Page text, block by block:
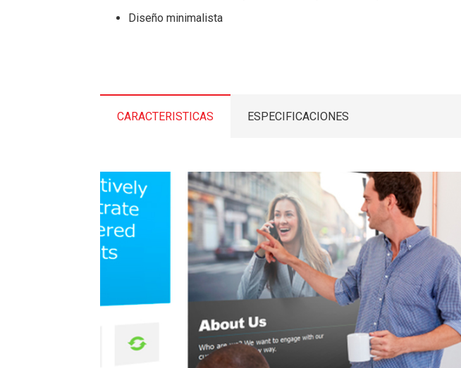
Diseño minimalista
CARACTERISTICAS ESPECIFICACIONES